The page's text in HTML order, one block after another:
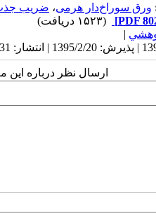
ورق سوراخ‌دار هرمی، ضریب
(۱۵۲۳ دریافت)
|
ارسال نظر درباره این